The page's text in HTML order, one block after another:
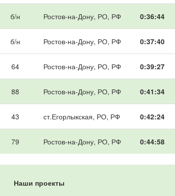
б/н Ростов-на-Дону, РО, РФ 0:36:44
б/н Ростов-на-Дону, РО, РФ 0:37:40
64 Ростов-на-Дону, РО, РФ 0:39:27
88 Ростов-на-Дону, РО, РФ 0:41:34
43 ст.Егорлыкская, РО, РФ 0:42:24
79 Ростов-на-Дону, РО, РФ 0:44:58
Наши проекты